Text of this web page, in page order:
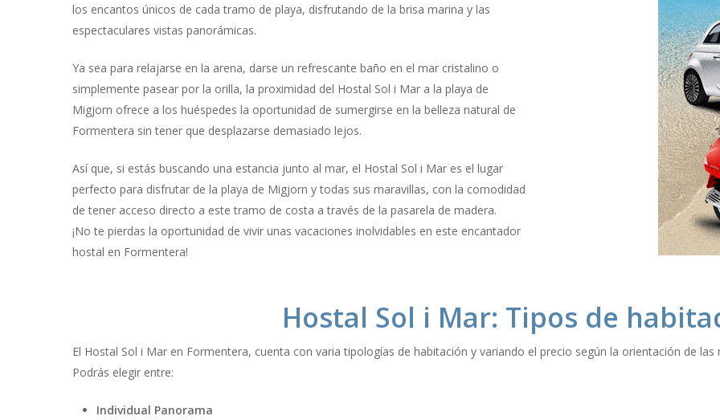
los encantos únicos de cada tramo de playa, disfrutando de la brisa marina y las
espectaculares vistas panorámicas.
Ya sea para relajarse en la arena, darse un refrescante baño en el mar cristalino o
simplemente pasear por la orilla, la proximidad del Hostal Sol i Mar a la playa de
Migjorn ofrece a los huéspedes la oportunidad de sumergirse en la belleza natural de
Formentera sin tener que desplazarse demasiado lejos.
Así que, si estás buscando una estancia junto al mar, el Hostal Sol i Mar es el lugar
perfecto para disfrutar de la playa de Migjorn y todas sus maravillas, con la comodidad
de tener acceso directo a este tramo de costa a través de la pasarela de madera.
¡No te pierdas la oportunidad de vivir unas vacaciones inolvidables en este encantador
hostal en Formentera!
Hostal Sol i Mar: Tipos de
El Hostal Sol i Mar en Formentera, cuenta con varia tipologías de habitación y variando el precio según la orientación de
Podrás elegir entre:
Individual Panorama